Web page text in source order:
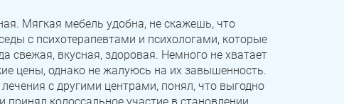
Мягкая мебель удобна, не скажешь, что
с психотерапевтами и психологами, которые
свежая, вкусная, здоровая. Немного не хватает
цены, однако не жалуюсь на их завышенность.
с другими центрами, понял, что выгодно